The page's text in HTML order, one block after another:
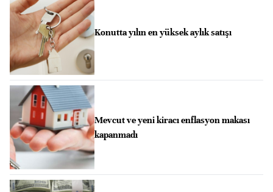
Konutta yılın en yüksek aylık satışı
Mevcut ve yeni kiracı enflasyon makası
kapanmadı